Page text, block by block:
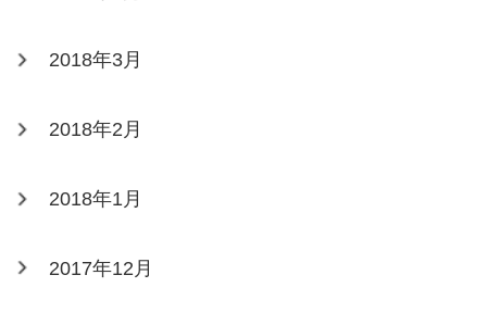
2018年3月
2018年2月
2018年1月
2017年12月